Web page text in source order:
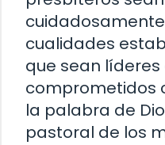
cualidades
que sean
comprometidos
la palabra de
pastoral de los